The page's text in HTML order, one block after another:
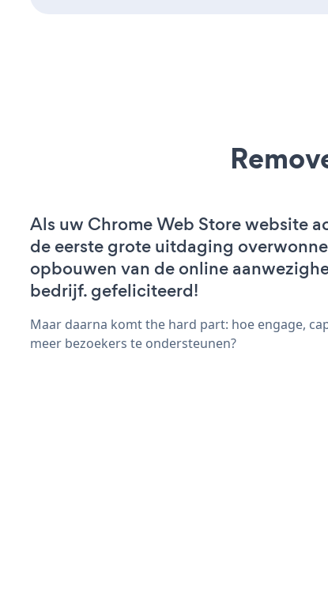
Als uw Chrome Web Store website
de eerste grote uitdaging
opbouwen van de online
bedrijf. gefeliciteerd!
Maar daarna komt the hard part: hoe engage,
meer bezoekers te ondersteunen?